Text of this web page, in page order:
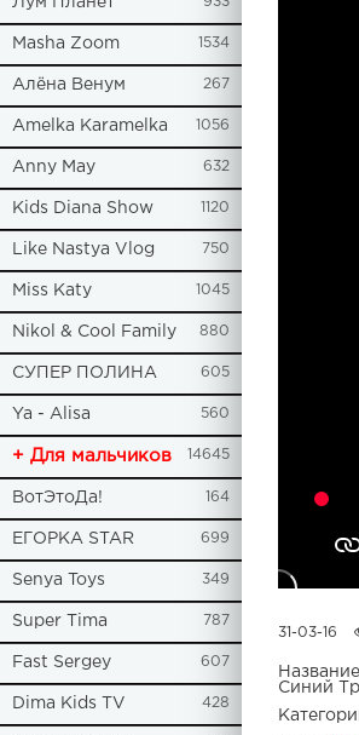
Masha Zoom 1534
Алёна Венум 267
Amelka Karamelka 1056
Anny May 632
Kids Diana Show 1120
Like Nastya Vlog 750
Miss Katy 1045
Nikol & Cool Family 880
СУПЕР ПОЛИНА 605
Ya - Alisa 560
+ Для мальчиков 14645
ВотЭтоДа! 164
ЕГОРКА STAR 699
Senya Toys 349
Super Tima 787
Fast Sergey 607
Dima Kids TV 428
31-03-16
Синий